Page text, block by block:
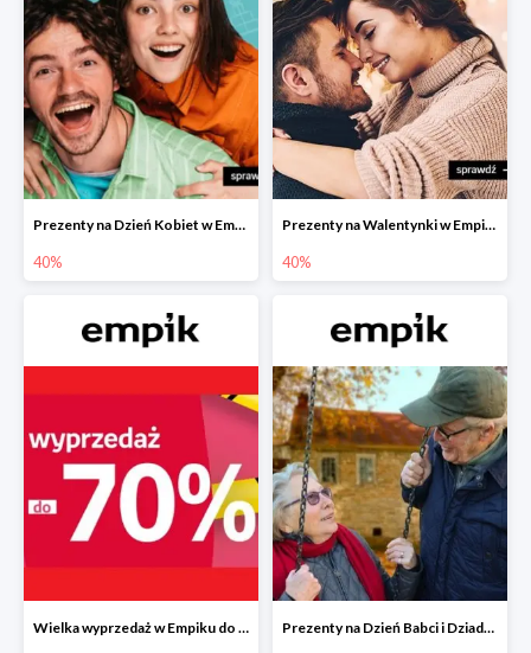
Prezenty na Dzień Kobiet w Empiku do -40%
40%
Prezenty na Walentynki w Empiku do -40%
40%
Wielka wyprzedaż w Empiku do -70% Prezenty na Dzień Babci i Dziadka w Empiku do -30%